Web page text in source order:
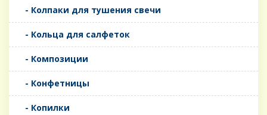
- Колпаки для тушения свечи
- Кольца для салфеток
- Композиции
- Конфетницы
- Копилки